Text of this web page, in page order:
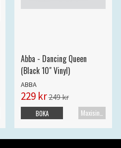
Abba - Dancing Queen
(Black 10" Vinyl)
ABBA
229 kr249 kr
Maxisingel
BOKA